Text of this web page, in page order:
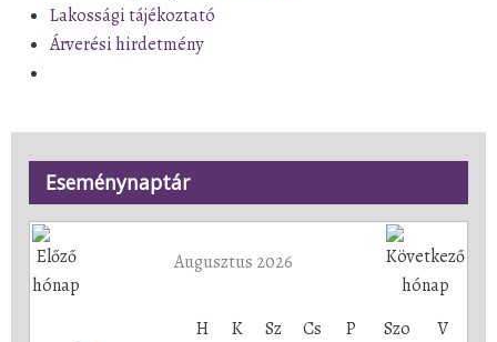
Lakossági tájékoztató
Árverési hirdetmény
Eseménynaptár
Augusztus 2026
H K Sz Cs P Szo
V